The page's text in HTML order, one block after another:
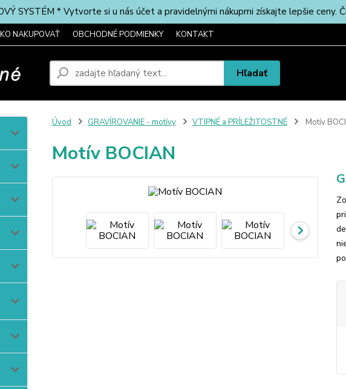
SYSTÉM * Vytvorte si u nás účet a pravidelnými nákupmi získajte lepšie ceny.
NAKUPOVAŤ OBCHODNÉ PODMIENKY KONTAKT
Hľadať
Úvod GRAVÍROVANIE - motívy VTIPNÉ a PRÍLEŽITOSTNÉ Motív
Motív BOCIAN